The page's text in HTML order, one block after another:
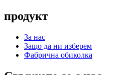
продукт
За нас
Защо да ни изберем
Фабрична обиколка